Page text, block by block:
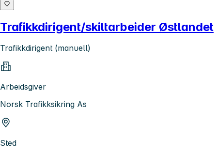
Trafikkdirigent/skiltarbeider Østlandet
Trafikkdirigent (manuell)
Arbeidsgiver
Norsk Trafikksikring As
Sted